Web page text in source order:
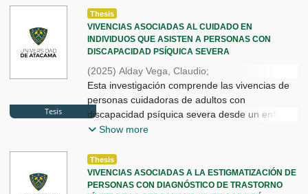
transversal. Participaron 184
Tesis
Thesis
VIVENCIAS ASOCIADAS AL CUIDADO EN
INDIVIDUOS QUE ASISTEN A PERSONAS CON
DISCAPACIDAD PSÍQUICA SEVERA
(2025) Alday Vega, Claudio;
Muñoz Araya, Gissell;Quinsacara Varas, Aldo;
Brizuela Gallo, Pablo
Esta investigación comprende las vivencias de
personas cuidadoras de adultos con
discapacidad psíquica severa desde un enfoque
cualitativo. Mediante entrevistas
mayoritariamente mujeres, identifica una fuerte
feminización del cuidado y su asociación con
mandatos sociales y morales. Los resultados
Show more
Thesis
VIVENCIAS ASOCIADAS A LA ESTIGMATIZACIÓN DE
PERSONAS CON DIAGNÓSTICO DE TRASTORNO